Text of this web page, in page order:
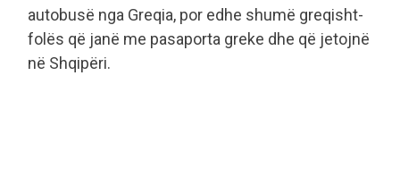
autobusë nga Greqia, por edhe shumë greqisht-
folës që janë me pasaporta greke dhe që jetojnë
në Shqipëri.